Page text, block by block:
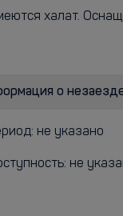
халат.
о
не указано
не